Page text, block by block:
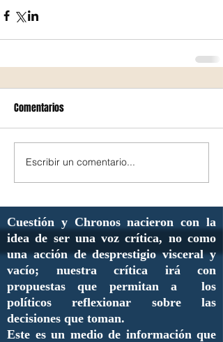
Comentarios
Escribir un comentario...
Cuestión y Chronos nacieron con la
idea de ser una voz crítica, no como
una acción de desprestigio visceral y
vacío; nuestra crítica irá con
propuestas que permitan a los
políticos reflexionar sobre las
decisiones que toman.
Este es un medio de información que